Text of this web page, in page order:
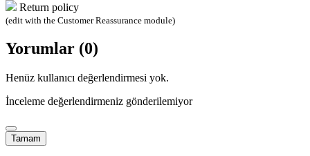
Return policy
(edit with the Customer Reassurance module)
Yorumlar (0)
Henüz kullanıcı değerlendirmesi yok.
İnceleme değerlendirmeniz gönderilemiyor
Tamam